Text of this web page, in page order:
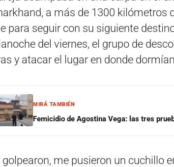
a más de 1300 kilómetros
para seguir con su siguiente
del viernes, el grupo de
y atacar el lugar en donde
MIRÁ TAMBIÉN
Femicidio de Agostina Vega: las tres
golpearon, me pusieron un cuchillo